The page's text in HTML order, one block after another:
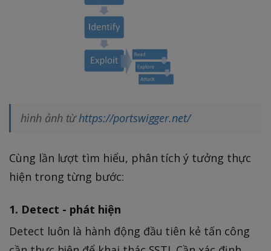
hình ảnh từhttps://portswigger.net/
Cùng lần lượt tìm hiểu, phân tích ý tưởng thực
hiện trong từng bước:
1. Detect - phát hiện
Detect luôn là hành động đầu tiên kẻ tấn công